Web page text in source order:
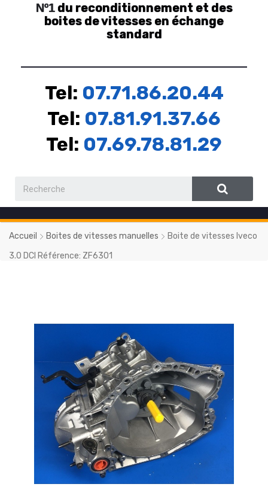
Nº1du reconditionnement et des
boites de vitesses en échange
standard
Tel: 07.71.86.20.44
Tel: 07.81.91.37.66
Tel: 07.69.78.81.29
Accueil Boites de vitesses manuelles
Boite de vitesses Iveco
3.0 DCI Référence: ZF6301